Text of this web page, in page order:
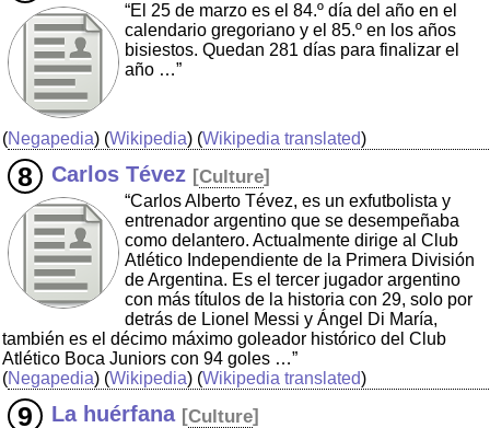
“El 25 de marzo es el 84.º día del año en el
calendario gregoriano y el 85.º en los años
bisiestos. Quedan 281 días para finalizar el
año …”
(Negapedia) (Wikipedia) (Wikipedia translated)
Carlos Tévez [Culture]
“Carlos Alberto Tévez, es un exfutbolista y
entrenador argentino que se desempeñaba
como delantero. Actualmente dirige al Club
Atlético Independiente de la Primera División
de Argentina. Es el tercer jugador argentino
con más títulos de la historia con 29, solo por
detrás de Lionel Messi y Ángel Di María,
también es el décimo máximo goleador histórico del Club
Atlético Boca Juniors con 94 goles …”
(Negapedia) (Wikipedia) (Wikipedia translated)
La huérfana [Culture]